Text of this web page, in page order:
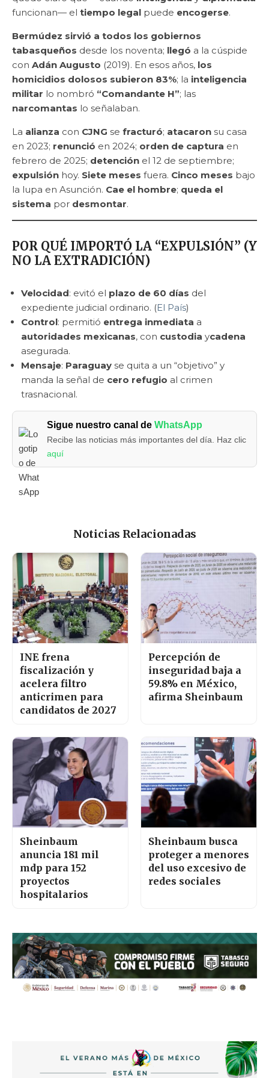
funcionan— el tiempo legal puede encogerse.
Bermúdez sirvió a todos los gobiernos
tabasqueños desde los noventa; llegó a la cúspide
con Adán Augusto (2019). En esos años, los
homicidios dolosos subieron 83%; la inteligencia
militar lo nombró “Comandante H”; las
narcomantas lo señalaban.
La alianza con CJNG se fracturó; atacaron su casa
en 2023; renunció en 2024; orden de captura en
febrero de 2025; detención el 12 de septiembre;
expulsión hoy. Siete meses fuera. Cinco meses bajo
la lupa en Asunción. Cae el hombre; queda el
sistema por desmontar.
POR QUÉ IMPORTÓ LA “EXPULSIÓN” (Y
NO LA EXTRADICIÓN)
Velocidad: evitó el plazo de 60 días del
expediente judicial ordinario. (El País)
Control: permitió entrega inmediata a
autoridades mexicanas, con custodia ycadena
asegurada.
Mensaje: Paraguay se quita a un “objetivo” y
manda la señal de cero refugio al crimen
trasnacional.
Sigue nuestro canal deWhatsApp
Recibe las noticias más importantes del día. Haz clic
aquí
Noticias Relacionadas
INE frena
fiscalización y
acelera filtro
anticrimen para
candidatos de 2027
Percepción de
inseguridad baja a
59.8% en México,
afirma Sheinbaum
Sheinbaum
anuncia 181 mil
mdp para 152
proyectos
hospitalarios
Sheinbaum busca
proteger a menores
del uso excesivo de
redes sociales